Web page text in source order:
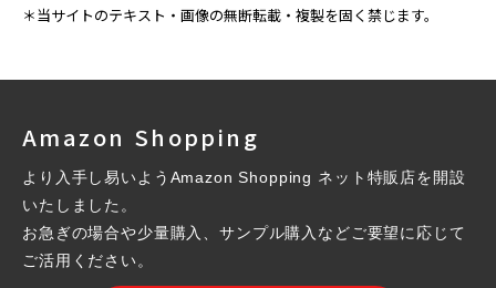
＊当サイトのテキスト・画像の無断転載・複製を固く禁じます。
Amazon Shopping
より入手し易いようAmazon Shopping ネット特販店を開設
いたしました。
お急ぎの場合や少量購入、サンプル購入などご要望に応じて
ご活用ください。